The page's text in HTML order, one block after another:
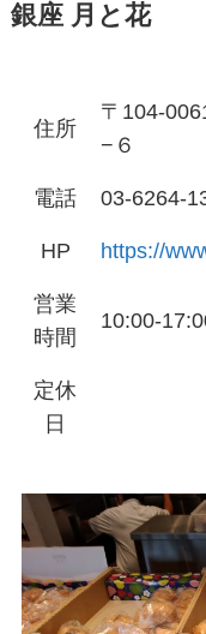
銀座 月と花
住所
〒104-
−６
電話 03-6264-
HP https://
営業
時間
10:00-
定休
日